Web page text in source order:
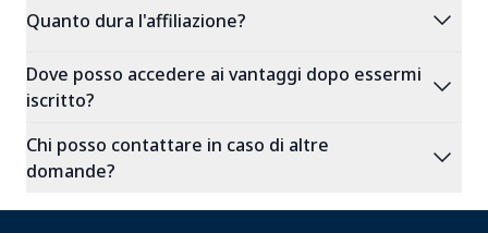
Quanto dura l'affiliazione? expand_more
Dove posso accedere ai vantaggi dopo essermi
iscritto?
expand_more
Chi posso contattare in caso di altre
domande?
expand_more